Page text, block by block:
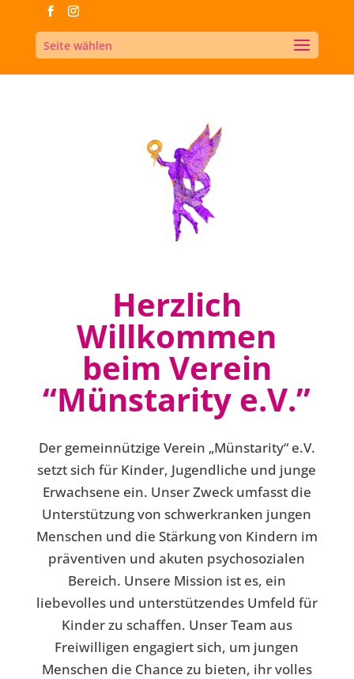
Seite wählen
Herzlich
Willkommen
beim Verein
“Münstarity e.V.”
Der gemeinnützige Verein „Münstarity“ e.V.
setzt sich für Kinder, Jugendliche und junge
Erwachsene ein. Unser Zweck umfasst die
Unterstützung von schwerkranken jungen
Menschen und die Stärkung von Kindern im
präventiven und akuten psychosozialen
Bereich. Unsere Mission ist es, ein
liebevolles und unterstützendes Umfeld für
Kinder zu schaffen. Unser Team aus
Freiwilligen engagiert sich, um jungen
Menschen die Chance zu bieten, ihr volles